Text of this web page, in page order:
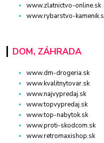
www.zlatnictvo-online.sk
www.rybarstvo-
DOM, ZÁHRADA
www.dm-drogeria.sk
www.kvalitnytovar.sk
www.najvypredaj.sk
www.topvypredaj.sk
www.top-nabytok.sk
www.proti-skodcom.sk
www.retromaxishop.sk